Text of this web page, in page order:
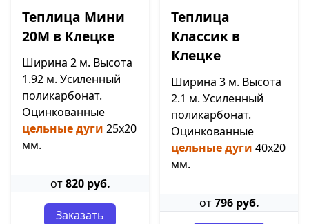
Теплица Мини
20М в Клецке
Ширина 2 м. Высота
1.92 м. Усиленный
поликарбонат.
Оцинкованные
цельные дуги 25х20
мм.
от820 руб.
Заказать
Теплица
Классик в
Клецке
Ширина 3 м. Высота
2.1 м. Усиленный
поликарбонат.
Оцинкованные
цельные дуги 40х20
мм.
от796 руб.